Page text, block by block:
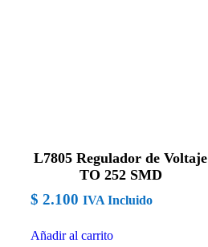
L7805 Regulador de Voltaje
TO 252 SMD
$ 2.100 IVA Incluido
Añadir al carrito